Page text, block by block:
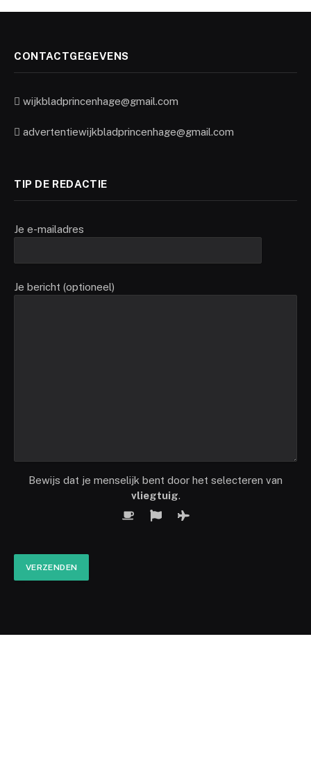
CONTACTGEGEVENS
wijkbladprincenhage@gmail.com
advertentiewijkbladprincenhage@gmail.com
TIP DE REDACTIE
Je e-mailadres
Je bericht (optioneel)
Bewijs dat je menselijk bent door het selecteren van
vliegtuig.